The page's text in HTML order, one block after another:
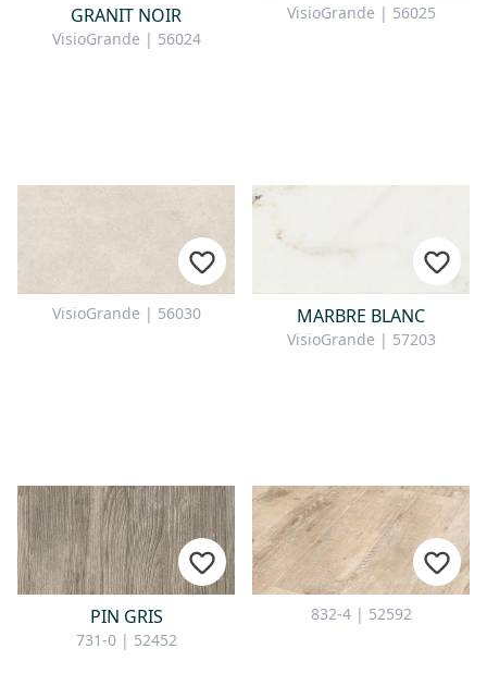
GRANIT NOIR
VisioGrande | 56024
VisioGrande | 56025
VisioGrande | 56030 MARBRE BLANC
VisioGrande | 57203
PIN GRIS
731-0 | 52452
832-4 | 52592